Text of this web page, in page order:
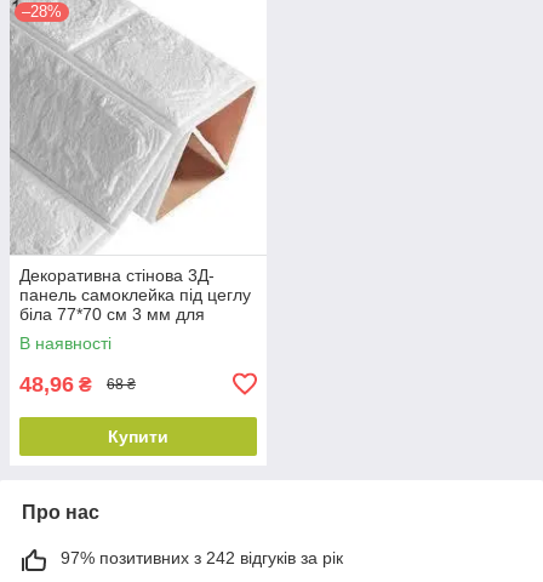
–28%
Декоративна стінова 3Д-
панель самоклейка під цеглу
біла 77*70 см 3 мм для
ванної
В наявності
48,96 ₴ 68 ₴
Купити
Про нас
97% позитивних з 242 відгуків за рік